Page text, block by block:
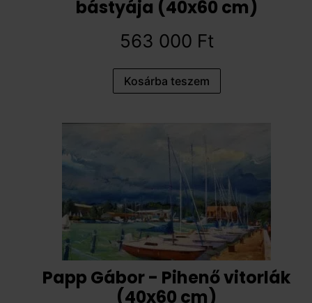
bástyája (40x60 cm)
563 000 Ft
Kosárba teszem
Papp Gábor - Pihenő vitorlák
(40x60 cm)